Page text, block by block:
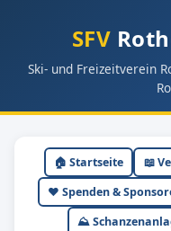
SFV
Ski- und Freizeitverein
🏠 Startseite 📖
❤️ Spenden &
⛰